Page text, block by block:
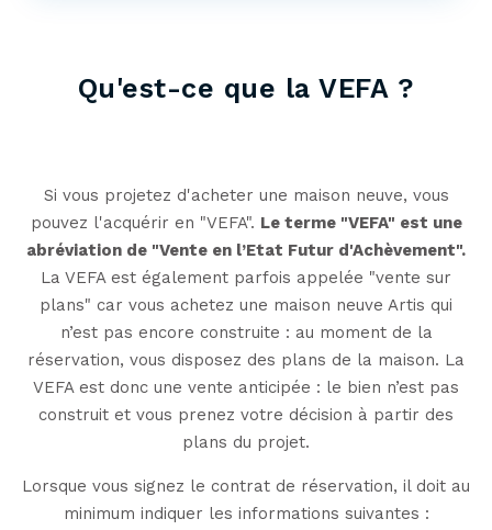
Qu'est-ce que la VEFA ?
Si vous projetez d'acheter une maison neuve, vous
pouvez l'acquérir en "VEFA". Le terme "VEFA" est une
abréviation de "Vente en l’Etat Futur d'Achèvement".
La VEFA est également parfois appelée "vente sur
plans" car vous achetez une maison neuve Artis qui
n’est pas encore construite : au moment de la
réservation, vous disposez des plans de la maison. La
VEFA est donc une vente anticipée : le bien n’est pas
construit et vous prenez votre décision à partir des
plans du projet.
Lorsque vous signez le contrat de réservation, il doit au
minimum indiquer les informations suivantes :